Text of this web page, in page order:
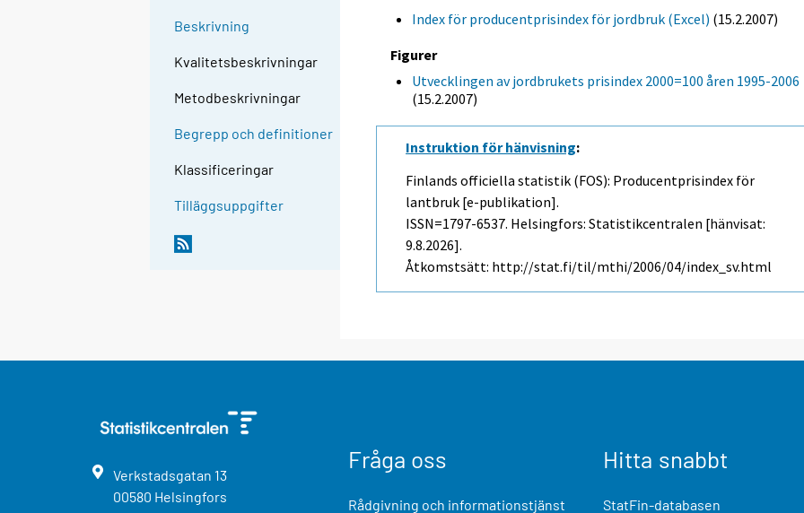
Beskrivning
Kvalitetsbeskrivningar
Metodbeskrivningar
Begrepp och definitioner
Klassificeringar
Tilläggsuppgifter
Index för producentprisindex för jordbruk (Excel) (15.2.2007)
Figurer
Utvecklingen av jordbrukets prisindex 2000=100 åren 1995-2006
(15.2.2007)
Instruktion för hänvisning:
Finlands officiella statistik (FOS): Producentprisindex för
lantbruk [e-publikation].
ISSN=1797-6537. Helsingfors: Statistikcentralen [hänvisat:
9.8.2026].
Åtkomstsätt: http://stat.fi/til/mthi/2006/04/index_sv.html
Verkstadsgatan 13
00580 Helsingfors
Fråga oss
Rådgivning och informationstjänst
Hitta snabbt
StatFin-databasen